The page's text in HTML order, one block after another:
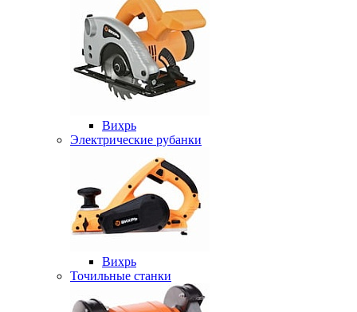
Вихрь
Электрические рубанки
Вихрь
Точильные станки